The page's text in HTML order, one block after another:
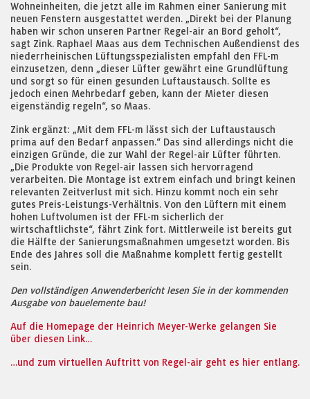
Wohneinheiten, die jetzt alle im Rahmen einer Sanierung mit
neuen Fenstern ausgestattet werden. „Direkt bei der Planung
haben wir schon unseren Partner Regel-air an Bord geholt“,
sagt Zink. Raphael Maas aus dem Technischen Außendienst des
niederrheinischen Lüftungsspezialisten empfahl den FFL-m
einzusetzen, denn „dieser Lüfter gewährt eine Grundlüftung
und sorgt so für einen gesunden Luftaustausch. Sollte es
jedoch einen Mehrbedarf geben, kann der Mieter diesen
eigenständig regeln“, so Maas.
Zink ergänzt: „Mit dem FFL-m lässt sich der Luftaustausch
prima auf den Bedarf anpassen.“ Das sind allerdings nicht die
einzigen Gründe, die zur Wahl der Regel-air Lüfter führten.
„Die Produkte von Regel-air lassen sich hervorragend
verarbeiten. Die Montage ist extrem einfach und bringt keinen
relevanten Zeitverlust mit sich. Hinzu kommt noch ein sehr
gutes Preis-Leistungs-Verhältnis. Von den Lüftern mit einem
hohen Luftvolumen ist der FFL-m sicherlich der
wirtschaftlichste“, fährt Zink fort. Mittlerweile ist bereits gut
die Hälfte der Sanierungsmaßnahmen umgesetzt worden. Bis
Ende des Jahres soll die Maßnahme komplett fertig gestellt
sein.
Den vollständigen Anwenderbericht lesen Sie in der kommenden
Ausgabe von bauelemente bau!
Auf die Homepage der Heinrich Meyer-Werke gelangen Sie
über diesen Link…
…und zum virtuellen Auftritt von Regel-air geht es hier entlang.